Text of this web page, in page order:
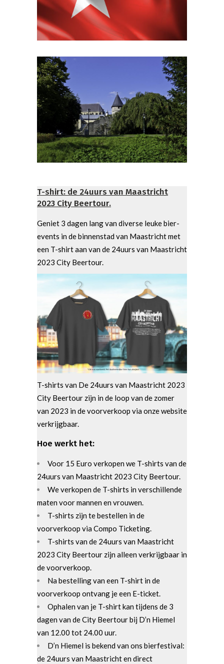
T-shirt: de 24uurs van Maastricht
2023 City Beertour.
Geniet 3 dagen lang van diverse leuke bier-
events in de binnenstad van Maastricht met
een T-shirt aan van de 24uurs van Maastricht
2023 City Beertour.
T-shirts van De 24uurs van Maastricht 2023
City Beertour zijn in de loop van de zomer
van 2023 in de voorverkoop via onze website
verkrijgbaar.
Hoe werkt het:
Voor 15 Euro verkopen we T-shirts van de
24uurs van Maastricht 2023 City Beertour.
We verkopen de T-shirts in verschillende
maten voor mannen en vrouwen.
T-shirts zijn te bestellen in de
voorverkoop via Compo Ticketing.
T-shirts van de 24uurs van Maastricht
2023 City Beertour zijn alleen verkrijgbaar in
de voorverkoop.
Na bestelling van een T-shirt in de
voorverkoop ontvang je een E-ticket.
Ophalen van je T-shirt kan tijdens de 3
dagen van de City Beertour bij D’n Hiemel
van 12.00 tot 24.00 uur.
D’n Hiemel is bekend van ons bierfestival:
de 24uurs van Maastricht en direct